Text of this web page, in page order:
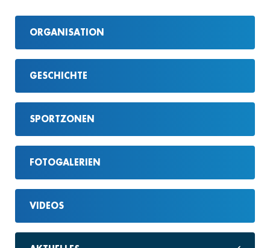
ORGANISATION
GESCHICHTE
SPORTZONEN
FOTOGALERIEN
VIDEOS